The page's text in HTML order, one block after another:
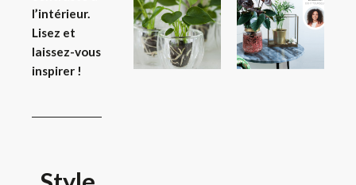
l’intérieur.
Lisez et
laissez-vous
inspirer !